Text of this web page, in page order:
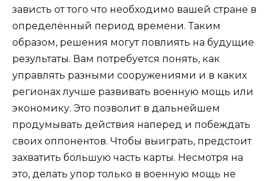
зависть от того что необходимо вашей стране в
определённый период времени. Таким
образом, решения могут повлиять на будущие
результаты. Вам потребуется понять, как
управлять разными сооружениями и в каких
регионах лучше развивать военную мощь или
экономику. Это позволит в дальнейшем
продумывать действия наперед и побеждать
своих оппонентов. Чтобы выиграть, предстоит
захватить большую часть карты. Несмотря на
это, делать упор только в военную мощь не